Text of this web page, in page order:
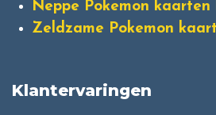
Neppe Pokemon kaarten
Zeldzame Pokemon
Klantervaringen